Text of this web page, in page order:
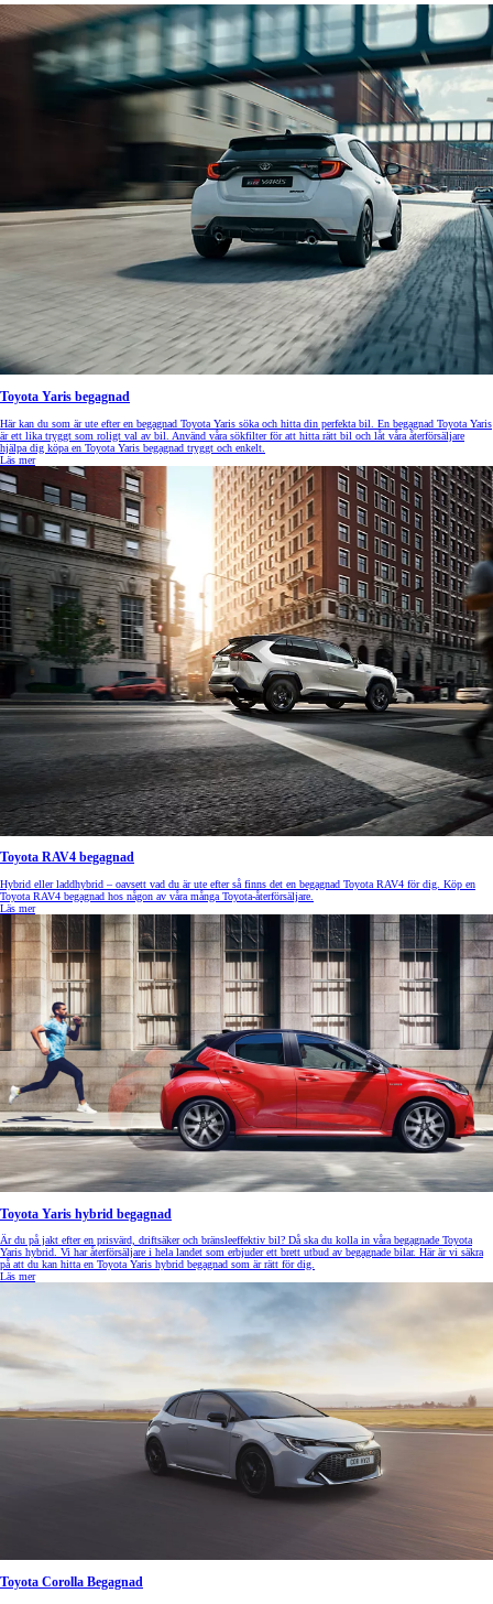
Toyota Yaris begagnad
Här kan du som är ute efter en begagnad Toyota Yaris söka och hitta din perfekta bil. En begagnad Toyota Yaris
är ett lika tryggt som roligt val av bil. Använd våra sökfilter för att hitta rätt bil och låt våra återförsäljare
hjälpa dig köpa en Toyota Yaris begagnad tryggt och enkelt.
Läs mer
Toyota RAV4 begagnad
Hybrid eller laddhybrid – oavsett vad du är ute efter så finns det en begagnad Toyota RAV4 för dig. Köp en
Toyota RAV4 begagnad hos någon av våra många Toyota-återförsäljare.
Läs mer
Toyota Yaris hybrid begagnad
Är du på jakt efter en prisvärd, driftsäker och bränsleeffektiv bil? Då ska du kolla in våra begagnade Toyota
Yaris hybrid. Vi har återförsäljare i hela landet som erbjuder ett brett utbud av begagnade bilar. Här är vi säkra
på att du kan hitta en Toyota Yaris hybrid begagnad som är rätt för dig.
Läs mer
Toyota Corolla Begagnad